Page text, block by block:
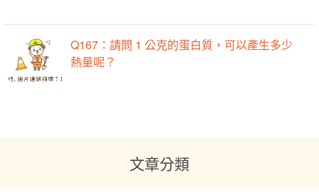
Q167：請問 1 公克的蛋白質，可以產生多少
熱量呢？
文章分類